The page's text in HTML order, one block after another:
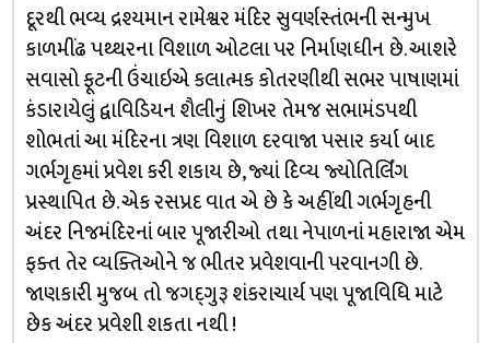
દૂરથી ભવ્ય દ્રશ્યમાન રામેશ્વર મંદિર સુવર્ણસ્તંભની સન્મુખ
કાળમીંઢ પથ્થરના વિશાળ ઓટલા પર નિર્માણધીન છે. આશરે
સવાસો ફૂટની ઉંચાઇએ કલાત્મક કોતરણીથી સભર પાષાણમાં
કંડારાયેલું દ્વાવિડિયન શૈલીનું શિખર તેમજ સભામંડપથી
શોભતાં આ મંદિરના ત્રણ વિશાળ દરવાજા પસાર કર્યા બાદ
ગર્ભગૃહમાં પ્રવેશ કરી શકાય છે, જ્યાં દિવ્ય જ્યોતિર્લિંગ
પ્રસ્થાપિત છે. એક રસપ્રદ વાત એ છે કે અહીંથી ગર્ભગૃહની
અંદર નિજમંદિરનાં બાર પૂજારીઓ તથા નેપાળનાં મહારાજા એમ
ફક્ત તેર વ્યક્તિઓને જ ભીતર પ્રવેશવાની પરવાનગી છે.
જાણકારી મુજબ તો જગદ્‌ગુરૂ શંકરાચાર્ય પણ પૂજાવિધિ માટે
છેક અંદર પ્રવેશી શકતા નથી !